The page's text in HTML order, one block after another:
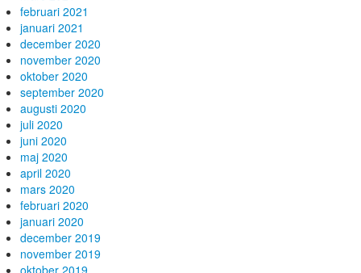
februari 2021
januari 2021
december 2020
november 2020
oktober 2020
september 2020
augusti 2020
juli 2020
juni 2020
maj 2020
april 2020
mars 2020
februari 2020
januari 2020
december 2019
november 2019